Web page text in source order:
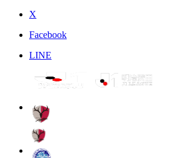
X
Facebook
LINE